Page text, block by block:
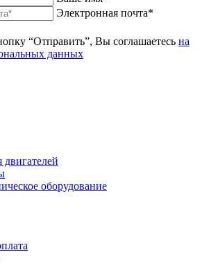
Электронная почта*
“Отправить”, Вы соглашаетесь на
данных
двигателей
оборудование